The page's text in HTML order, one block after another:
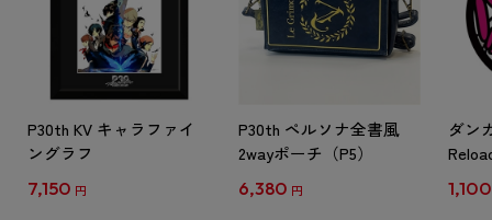
P30th KV キャラファイ
ングラフ
7,150 円
P30th ペルソナ全書風
2wayポーチ（P5）
6,380 円
ダン
ルマ
1,100